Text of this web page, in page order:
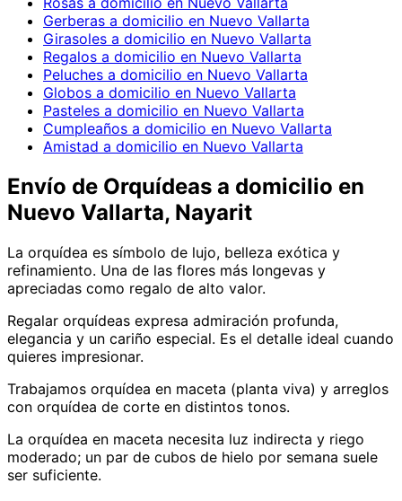
Gerberas a domicilio en Nuevo Vallarta
Girasoles a domicilio en Nuevo Vallarta
Regalos a domicilio en Nuevo Vallarta
Peluches a domicilio en Nuevo Vallarta
Globos a domicilio en Nuevo Vallarta
Pasteles a domicilio en Nuevo Vallarta
Cumpleaños a domicilio en Nuevo Vallarta
Amistad a domicilio en Nuevo Vallarta
Envío de Orquídeas a domicilio en
Nuevo Vallarta, Nayarit
La orquídea es símbolo de lujo, belleza exótica y
refinamiento. Una de las flores más longevas y
apreciadas como regalo de alto valor.
Regalar orquídeas expresa admiración profunda,
elegancia y un cariño especial. Es el detalle ideal cuando
quieres impresionar.
Trabajamos orquídea en maceta (planta viva) y arreglos
con orquídea de corte en distintos tonos.
La orquídea en maceta necesita luz indirecta y riego
moderado; un par de cubos de hielo por semana suele
ser suficiente.